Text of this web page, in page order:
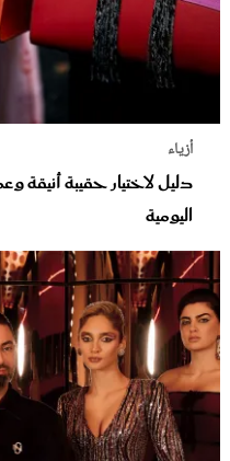
أزياء
دليل لاختيار حقيبة أنيقة
اليومية